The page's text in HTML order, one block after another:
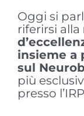
Oggi si
riferirsi alla
insieme a
sul
più
presso